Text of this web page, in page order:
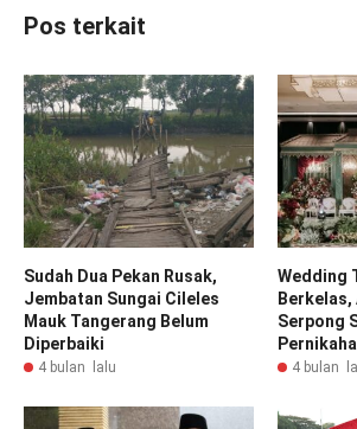
Pos terkait
Sudah Dua Pekan Rusak,
Jembatan Sungai Cileles
Mauk Tangerang Belum
Diperbaiki
4 bulan lalu
Wedding
Serpong
4 bulan